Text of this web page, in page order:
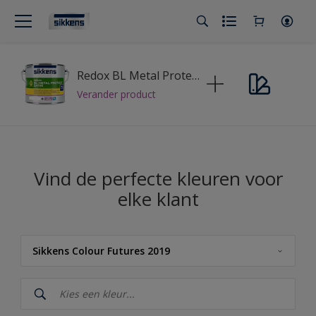
Redox BL Metal Protect Satin
Verander product
Vind de perfecte kleuren voor
elke klant
Sikkens Colour Futures 2019
Sikkens